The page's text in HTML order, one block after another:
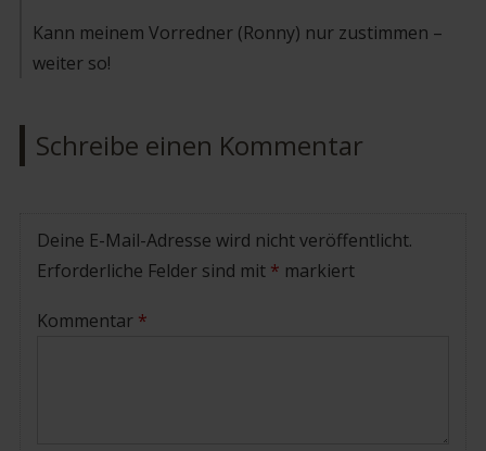
Kann meinem Vorredner (Ronny) nur zustimmen –
weiter so!
Schreibe einen Kommentar
Deine E-Mail-Adresse wird nicht veröffentlicht.
Erforderliche Felder sind mit * markiert
Kommentar *